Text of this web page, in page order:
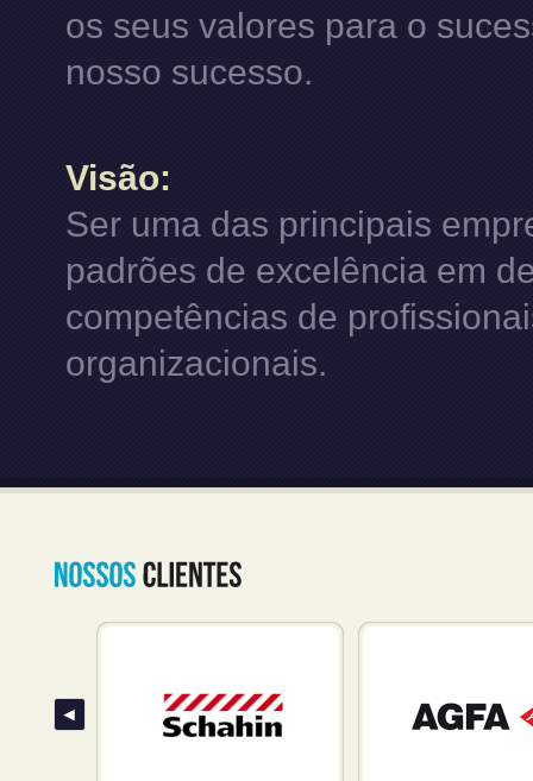
os seus valores para o
nosso sucesso.
Visão:
Ser uma das principais
padrões de excelência em
competências de
organizacionais.